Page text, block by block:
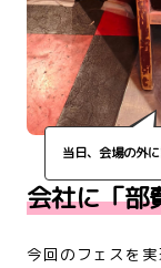
当日、会場の外
会社に「部
今回のフェスを